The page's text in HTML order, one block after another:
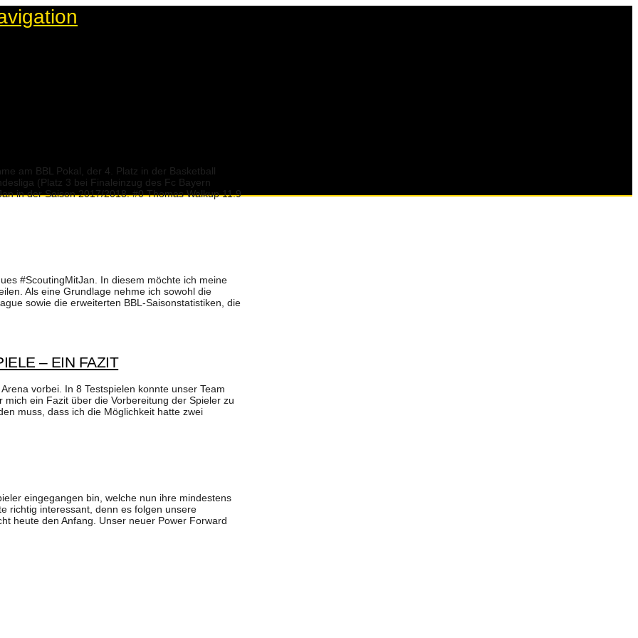
am BBL Pokal, der 4. Platz in der Basketball
(Platz 3 bei Finaleinzug des Fc Bayern
in der Saison 2017/2018. #0 Thomas Walkup 11.9
#ScoutingMitJan. In diesem möchte ich meine
Als eine Grundlage nehme ich sowohl die
sowie die erweiterten BBL-Saisonstatistiken, die
– EIN FAZIT
vorbei. In 8 Testspielen konnte unser Team
ein Fazit über die Vorbereitung der Spieler zu
muss, dass ich die Möglichkeit hatte zwei
eingegangen bin, welche nun ihre mindestens
richtig interessant, denn es folgen unsere
heute den Anfang. Unser neuer Power Forward